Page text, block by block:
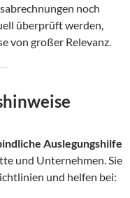
noch
überprüft werden,
von großer Relevanz.
Auslegungshilfe
und Unternehmen. Sie
und helfen bei: